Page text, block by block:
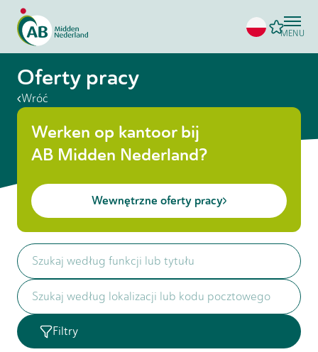
MENU
Oferty pracy
Wróć
Werken op kantoor bij
AB Midden Nederland?
Wewnętrzne oferty pracy
Filtry